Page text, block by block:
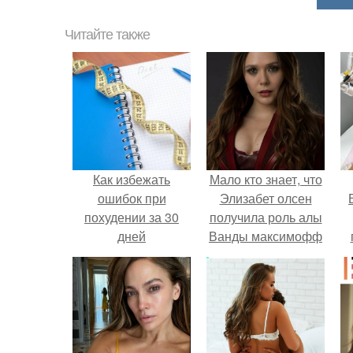
Читайте также
Как избежать
ошибок при
похудении за 30
дней
Мало кто знает, что
Элизабет олсен
получила роль алы
Ванды максимофф
не сразу.